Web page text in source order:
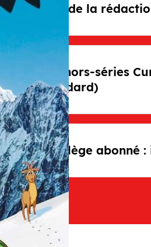
Avis de la
Les hors-séries
standard)
Privilège abonné